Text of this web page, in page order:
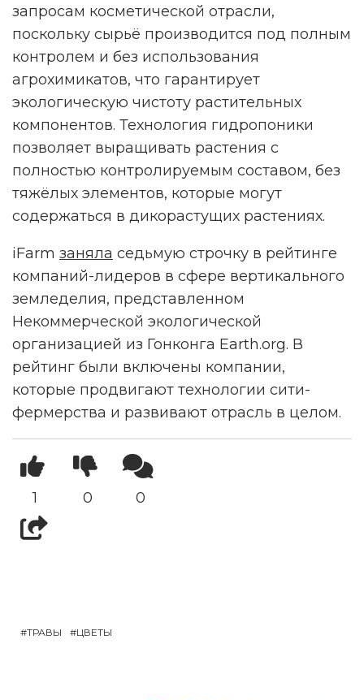
запросам косметической отрасли,
поскольку сырьё производится под полным
контролем и без использования
агрохимикатов, что гарантирует
экологическую чистоту растительных
компонентов. Технология гидропоники
позволяет выращивать растения с
полностью контролируемым составом, без
тяжёлых элементов, которые могут
содержаться в дикорастущих растениях.
iFarm заняла седьмую строчку в рейтинге
компаний-лидеров в сфере вертикального
земледелия, представленном
Некоммерческой экологической
организацией из Гонконга Earth.org. В
рейтинг были включены компании,
которые продвигают технологии сити-
фермерства и развивают отрасль в целом.
1 0 0
ТРАВЫ ЦВЕТЫ
НАМ ВАЖНО ВАШЕ МНЕНИЕ!
ПРОЙТИ ОПРОС
Реклама. Рекламодатель ИП Ежов А. А. ОГРНИП 312590434800020 ERID
2VtzqwFxGM8